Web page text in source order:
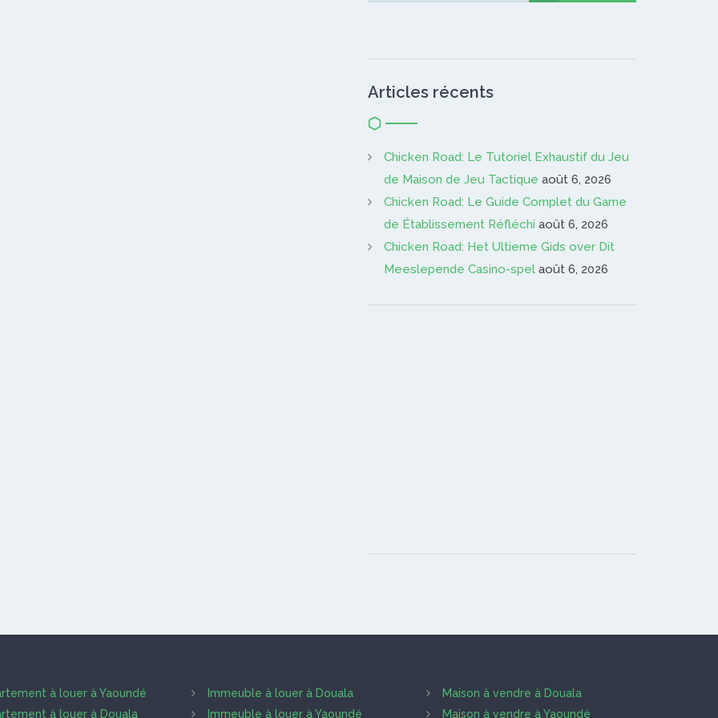
Articles récents
Chicken Road: Le Tutoriel Exhaustif du Jeu
de Maison de Jeu Tactique août 6, 2026
Chicken Road: Le Guide Complet du Game
de Établissement Réfléchi août 6, 2026
Chicken Road: Het Ultieme Gids over Dit
Meeslepende Casino-spel août 6, 2026
à louer à Yaoundé
à louer à Douala
Immeuble à louer à Douala
Immeuble à louer à Yaoundé
Maison à vendre à Douala
Maison à vendre à Yaoundé